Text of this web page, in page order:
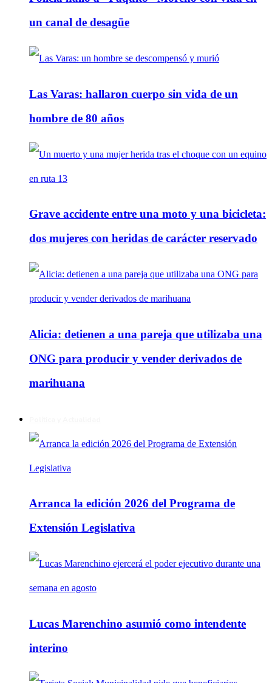
un canal de desagüe
Las Varas: hallaron cuerpo sin vida de un
hombre de 80 años
Grave accidente entre una moto y una bicicleta:
dos mujeres con heridas de carácter reservado
Alicia: detienen a una pareja que utilizaba una
ONG para producir y vender derivados de
marihuana
Arranca la edición 2026 del Programa de
Extensión Legislativa
Lucas Marenchino asumió como intendente
interino